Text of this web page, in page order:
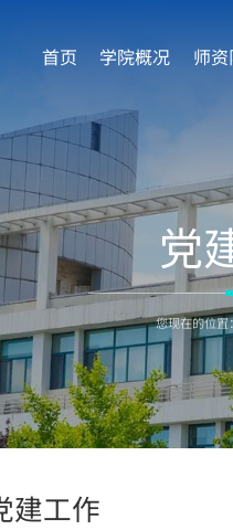
首页 学院概况 师
党
您现在的位
建工作